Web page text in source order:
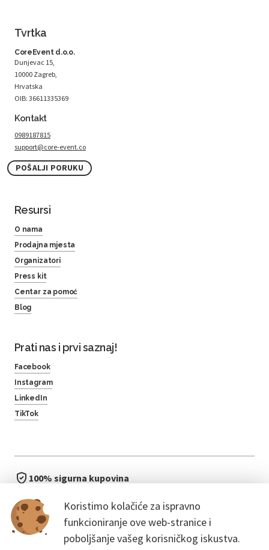
Koristimo kolačiće za ispravno
funkcioniranje ove web-stranice i
poboljšanje vašeg korisničkog iskustva.
Tvrtka
CoreEvent d.o.o.
Dunjevac 15,
10000 Zagreb,
Hrvatska
OIB: 36611335369
Kontakt
0989187815
support@core-event.co
POŠALJI PORUKU
Resursi
O nama
Prodajna mjesta
Organizatori
Press kit
Centar za pomoć
Blog
Prati nas i prvi saznaj!
Facebook
Instagram
LinkedIn
TikTok
100% sigurna kupovina
bez čekanja u redu